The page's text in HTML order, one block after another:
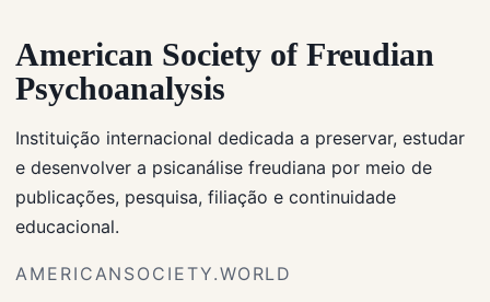
American Society of Freudian
Psychoanalysis
Instituição internacional dedicada a preservar, estudar
e desenvolver a psicanálise freudiana por meio de
publicações, pesquisa, filiação e continuidade
educacional.
AMERICANSOCIETY.WORLD